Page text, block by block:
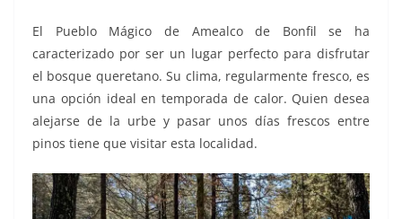
El Pueblo Mágico de Amealco de Bonfil se ha
caracterizado por ser un lugar perfecto para disfrutar
el bosque queretano. Su clima, regularmente fresco, es
una opción ideal en temporada de calor. Quien desea
alejarse de la urbe y pasar unos días frescos entre
pinos tiene que visitar esta localidad.